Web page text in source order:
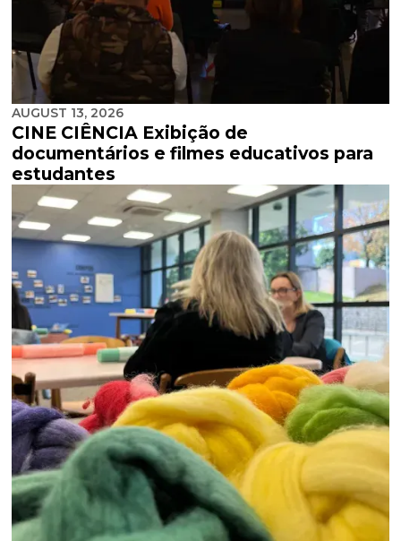
AUGUST 13, 2026
CINE CIÊNCIA Exibição de
documentários e filmes educativos para
estudantes